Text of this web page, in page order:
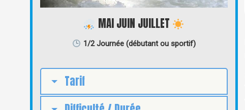
MAI JUIN JUILLET
1/2 Journée (débutant ou sportif)
Tarif